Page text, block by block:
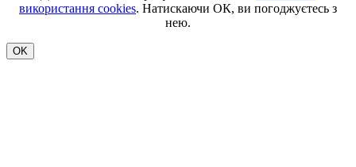
використання cookies. Натискаючи ОК, ви погоджуєтесь з
нею.
OK